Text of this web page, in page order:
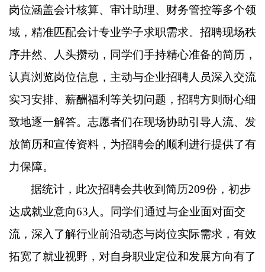
岗位涵盖会计核算、审计助理、财务管控等多个领
域，精准匹配会计专业学子求职需求。招聘现场秩
序井然、人头攒动，同学们手持精心准备的简历，
认真浏览岗位信息，主动与企业招聘人员深入交流
实习安排、薪酬福利等关切问题，招聘方则耐心细
致地逐一解答。志愿者们在现场协助引导人流、发
放简历和宣传资料，为招聘会的顺利进行提供了有
力保障。
据统计，此次招聘会共收到简历209份，初步
达成就业意向63人。同学们通过与企业面对面交
流，深入了解行业前沿动态与岗位实际需求，有效
拓宽了就业视野，对自身职业定位和发展方向有了